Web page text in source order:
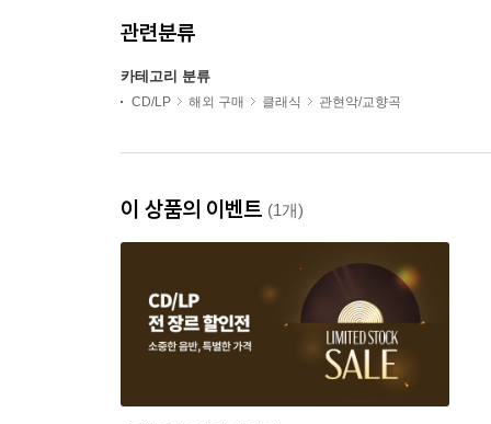
관련분류
카테고리 분류
CD/LP 해외 구매 클래식 관현악/교향곡
이 상품의 이벤트 (1개)